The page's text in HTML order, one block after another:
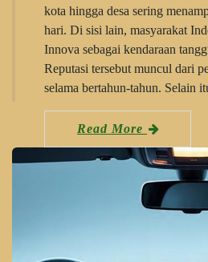
kota hingga desa sering
hari. Di sisi lain, masyarakat
Innova sebagai kendaraan
Reputasi tersebut muncul dari
selama bertahun-tahun. Selain
Read More